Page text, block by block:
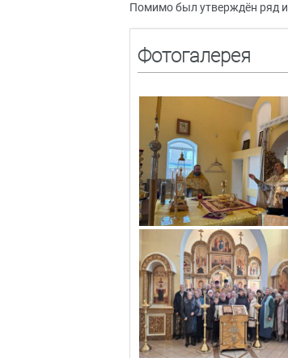
Помимо был утверждён ряд
Фотогалерея